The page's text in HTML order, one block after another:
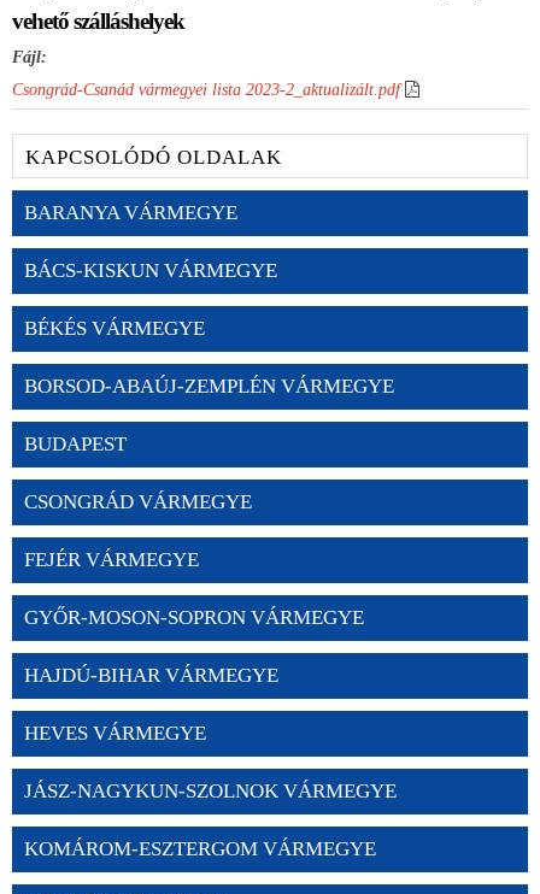
vehető szálláshelyek
Fájl:
Csongrád-Csanád vármegyei lista 2023-2_aktualizált.pdf
KAPCSOLÓDÓ OLDALAK
BARANYA VÁRMEGYE
BÁCS-KISKUN VÁRMEGYE
BÉKÉS VÁRMEGYE
BORSOD-ABAÚJ-ZEMPLÉN VÁRMEGYE
BUDAPEST
CSONGRÁD VÁRMEGYE
FEJÉR VÁRMEGYE
GYŐR-MOSON-SOPRON VÁRMEGYE
HAJDÚ-BIHAR VÁRMEGYE
HEVES VÁRMEGYE
JÁSZ-NAGYKUN-SZOLNOK VÁRMEGYE
KOMÁROM-ESZTERGOM VÁRMEGYE